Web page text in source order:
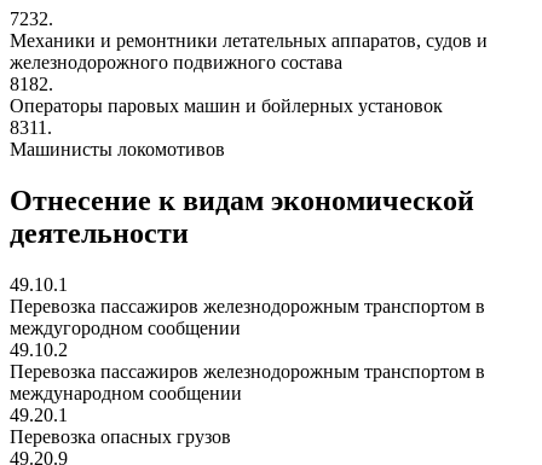
7232.
Механики и ремонтники летательных аппаратов, судов и
железнодорожного подвижного состава
8182.
Операторы паровых машин и бойлерных установок
8311.
Машинисты локомотивов
Отнесение к видам экономической
деятельности
49.10.1
Перевозка пассажиров железнодорожным транспортом в
междугородном сообщении
49.10.2
Перевозка пассажиров железнодорожным транспортом в
международном сообщении
49.20.1
Перевозка опасных грузов
49.20.9